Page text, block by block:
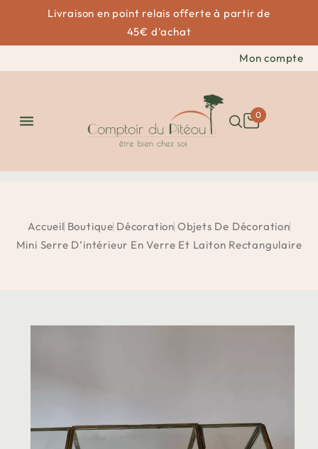
Livraison en point relais offerte à partir de
45€ d'achat
Mon compte
 0
Accueil Boutique Décoration Objets De Décoration
Mini Serre D’intérieur En Verre Et Laiton Rectangulaire